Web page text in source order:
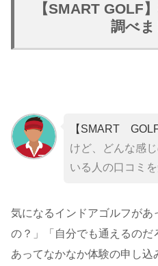
【SMART GOLF
調べま
【SMART GOLF
けど、どんな感
いる人の口コミ
気になるインドアゴルフがあ
の？」「自分でも通えるの
あってなかなか体験の申し